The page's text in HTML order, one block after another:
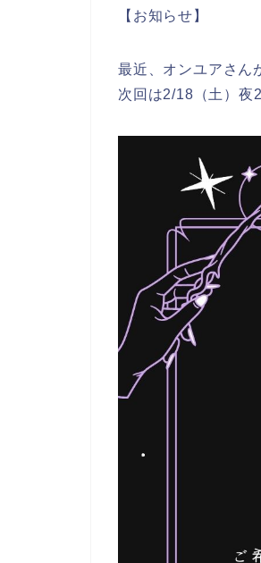
【お知らせ】
最近、オンユアさん
次回は2/18（土）夜